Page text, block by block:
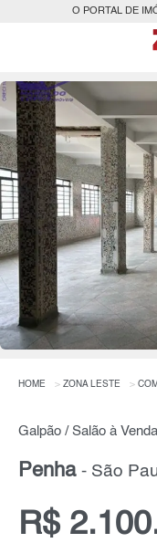
O PORTAL DE
HOME ZONA LESTE
Galpão / Salão à
Penha - São
R$